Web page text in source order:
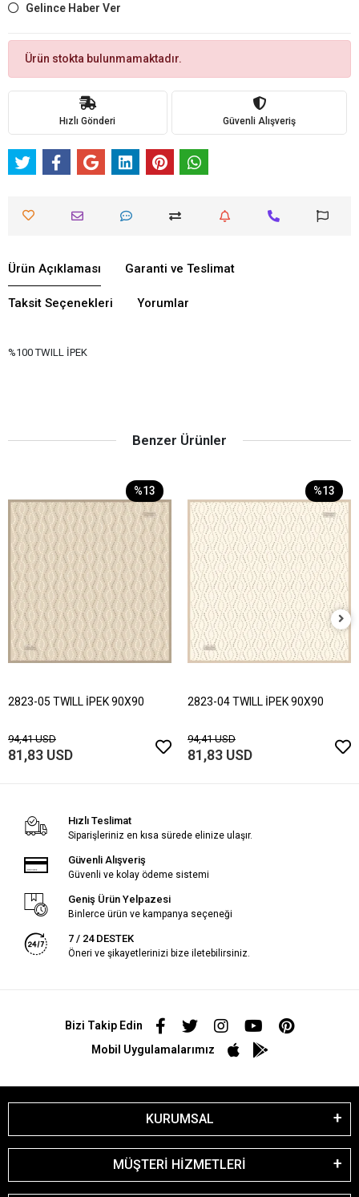
Gelince Haber Ver
Ürün stokta bulunmamaktadır.
Hızlı Gönderi Güvenli Alışveriş
Ürün Açıklaması Garanti ve Teslimat
Taksit Seçenekleri Yorumlar
%100 TWILL İPEK
Benzer Ürünler
%13
2823-05 TWILL İPEK 90X90
94,41 USD
81,83 USD
%13
2823-04 TWILL İPEK 90X90
94,41 USD
81,83 USD
Hızlı Teslimat
Siparişleriniz en kısa sürede elinize ulaşır.
Güvenli Alışveriş
Güvenli ve kolay ödeme sistemi
Geniş Ürün Yelpazesi
Binlerce ürün ve kampanya seçeneği
7 / 24 DESTEK
Öneri ve şikayetlerinizi bize iletebilirsiniz.
Bizi Takip Edin
Mobil Uygulamalarımız
KURUMSAL
MÜŞTERİ HİZMETLERİ